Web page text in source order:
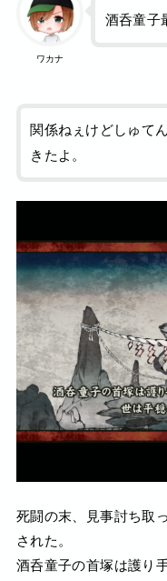
ワカナ
酒呑童子
関係ねぇけどしゅて
きたよ。
死闘の末、見事討ち取
された。
酒呑童子の首塚は護り